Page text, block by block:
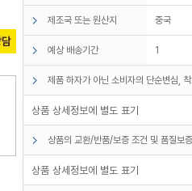
제조국 또는 원산지 중국
예상 배송기간 1
제품 하자가 아닌 소비자의 단순변심,
상품 상세정보에 별도 표기
상품의 교환/반품/보증 조건 및 품질보
상품 상세정보에 별도 표기